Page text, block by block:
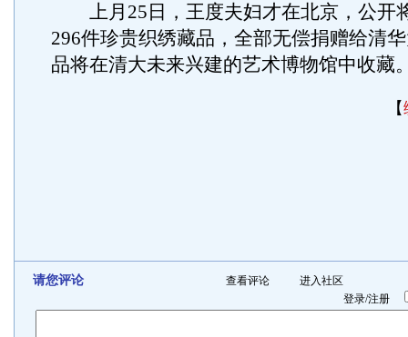
上月25日，王度夫妇才在北京，公开
296件珍贵织绣藏品，全部无偿捐赠给清
品将在清大未来兴建的艺术博物馆中收藏
【
请您评论 查看评论
进入社区
登录/注册